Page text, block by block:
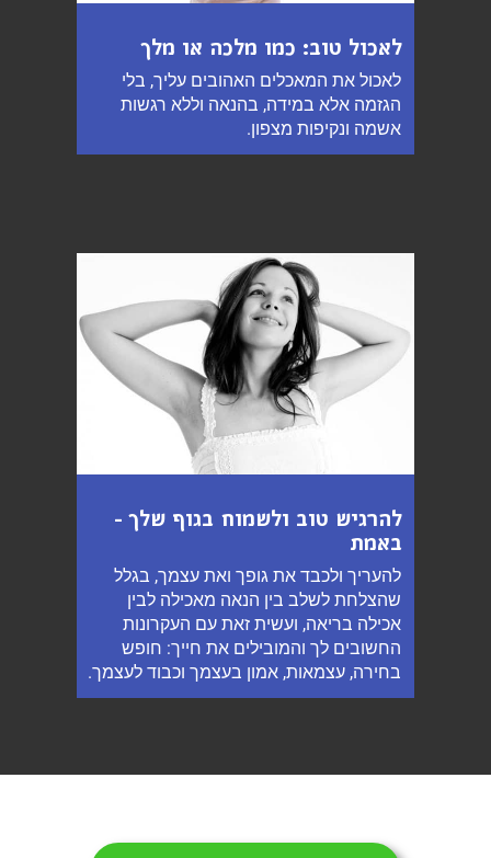
לאכול טוב: כמו מלכה או מלך
לאכול את המאכלים האהובים עליך, בלי
הגזמה אלא במידה, בהנאה וללא רגשות
אשמה ונקיפות מצפון.
להרגיש טוב ולשמוח בגוף שלך -
באמת
להעריך ולכבד את גופך ואת עצמך, בגלל
שהצלחת לשלב בין הנאה מאכילה לבין
אכילה בריאה, ועשית זאת עם העקרונות
החשובים לך והמובילים את חייך: חופש
בחירה, עצמאות, אמון בעצמך וכבוד לעצמך.